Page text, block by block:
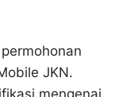
JKN.